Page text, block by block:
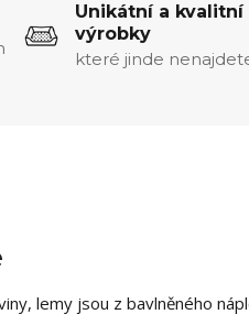
Unikátní a kvalitní
výrobky
které jinde
lemy jsou z bavlněného